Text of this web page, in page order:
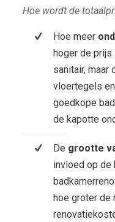
Hoe wordt de
Hoe meer
hoger de prijs
sanitair, maar
vloertegels
goedkope
de kapotte
De grootte
invloed op de
hoe groter de